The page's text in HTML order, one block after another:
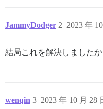
JammyDodger 2023 年
2
結局これを解決しましたか
wenqin 2023 年 10 月 28
3